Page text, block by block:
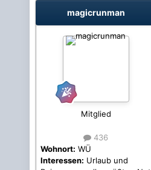
magicrunman
Mitglied
436
Wohnort: WÜ
Interessen: Urlaub und